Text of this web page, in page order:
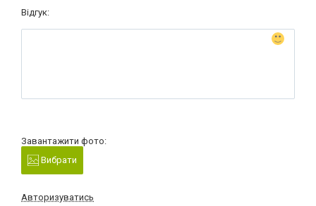
Відгук:
Завантажити фото:
Вибрати
Авторизуватись